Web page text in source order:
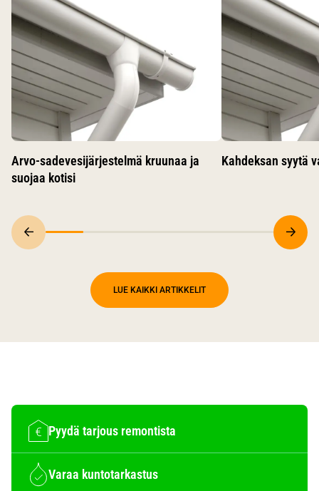
Arvo-sadevesijärjestelmä kruunaa ja
suojaa kotisi
Kahdeksan syytä
LUE KAIKKI ARTIKKELIT
Pyydä tarjous remontista
Varaa kuntotarkastus